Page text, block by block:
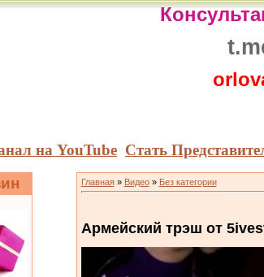
на YouTube Стать
Главная» Видео» Без категории
Армейский трэш от